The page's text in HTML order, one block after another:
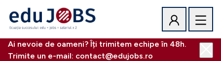
Ai nevoie de oameni? Îți trimitem echipe în 48h.
Trimite un e-mail: contact@edujobs.ro